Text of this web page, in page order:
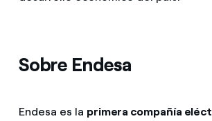
Sobre Endesa
Endesa es la primera compañía